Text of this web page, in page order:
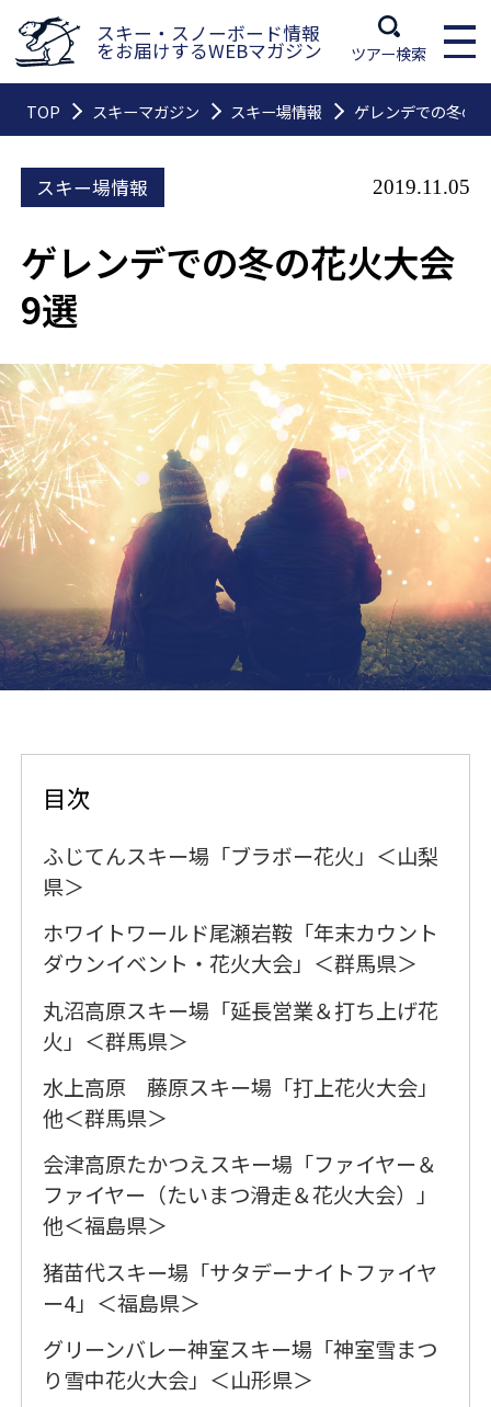
スキー・スノーボード情報
をお届けするWEBマガジン ツアー検索
TOP スキーマガジン スキー場情報 ゲレンデでの冬の
スキー場情報 2019.11.05
ゲレンデでの冬の花火大会
9選
目次
ふじてんスキー場「ブラボー花火」＜山梨
県＞
ホワイトワールド尾瀬岩鞍「年末カウント
ダウンイベント・花火大会」＜群馬県＞
丸沼高原スキー場「延長営業＆打ち上げ花
火」＜群馬県＞
水上高原 藤原スキー場「打上花火大会」
他＜群馬県＞
会津高原たかつえスキー場「ファイヤー＆
ファイヤー（たいまつ滑走＆花火大会）」
他＜福島県＞
猪苗代スキー場「サタデーナイトファイヤ
ー4」＜福島県＞
グリーンバレー神室スキー場「神室雪まつ
り雪中花火大会」＜山形県＞